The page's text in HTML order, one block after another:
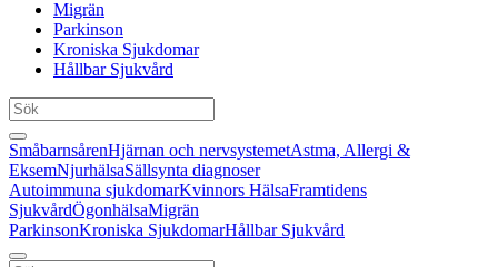
Migrän
Parkinson
Kroniska Sjukdomar
Hållbar Sjukvård
SmåbarnsårenHjärnan och nervsystemetAstma, Allergi &
EksemNjurhälsaSällsynta diagnoser
Autoimmuna sjukdomarKvinnors HälsaFramtidens
SjukvårdÖgonhälsaMigrän
ParkinsonKroniska SjukdomarHållbar Sjukvård